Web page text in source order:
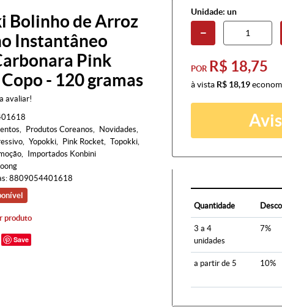
Bolinho de Arroz
Instantâneo
Pink
- 120 gramas
avaliar!
Produtos Coreanos
Novidades
Yopokki Pink Rocket
Topokki
Importados Konbini
8809054401618
produto
Save
Unidade: un
POR R$ 18,75
à vista R$ 18,19
Quantidade
3 a 4
unidades
7%
a partir de 5 10%